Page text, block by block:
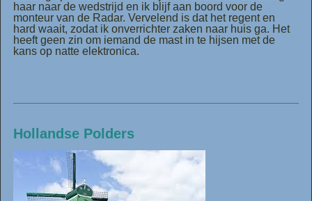
haar naar de wedstrijd en ik blijf aan boord voor de
monteur van de Radar. Vervelend is dat het regent en
hard waait, zodat ik onverrichter zaken naar huis ga. Het
heeft geen zin om iemand de mast in te hijsen met de
kans op natte elektronica.
Hollandse Polders